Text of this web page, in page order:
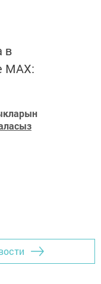
в
MАХ: